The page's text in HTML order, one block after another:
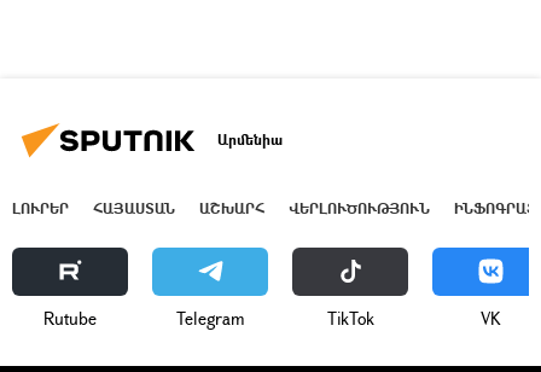
Արմենիա
ԼՈՒՐԵՐ ՀԱՅԱՍՏԱՆ ԱՇԽԱՐՀ ՎԵՐԼՈՒԾՈՒԹՅՈՒՆ
Rutube Telegram ТikТоk VK